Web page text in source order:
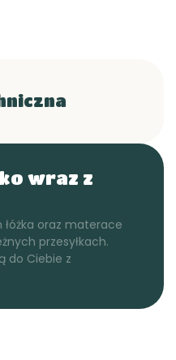
wraz z
oraz materace
przesyłkach.
do Ciebie z